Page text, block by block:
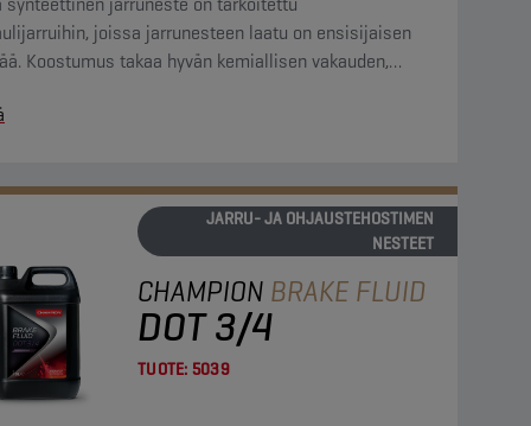
joissa jarrunesteen laatu on ensisijaisen
Koostumus takaa hyvän kemiallisen vakauden,
Neste sopii kaikille jarrujärjestelmien
JARRU- JA OHJAUSTEHOSTIMEN
NESTEET
CHAMPION BRAKE FLUID
DOT 3/4
TUOTE: 5039